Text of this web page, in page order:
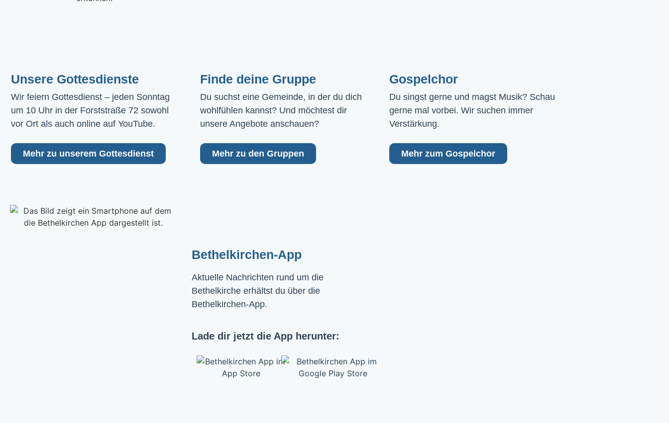
Unsere Gottesdienste
Wir feiern Gottesdienst – jeden Sonntag
um 10 Uhr in der Forststraße 72 sowohl
vor Ort als auch online auf YouTube.
Mehr zu unserem Gottesdienst
Finde deine Gruppe
Du suchst eine Gemeinde, in der du dich
wohlfühlen kannst? Und möchtest dir
unsere Angebote anschauen?
Mehr zu den Gruppen
Gospelchor
Du singst gerne und magst Musik? Schau
gerne mal vorbei. Wir suchen immer
Verstärkung.
Mehr zum Gospelchor
Bethelkirchen-App
Aktuelle Nachrichten rund um die
Bethelkirche erhältst du über die
Bethelkirchen-App.
Lade dir jetzt die App herunter: